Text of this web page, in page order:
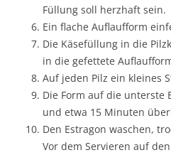
Füllung soll herzhaft sein.
Ein flache Auflaufform
Die Käsefüllung in die
in die gefettete
Auf jeden Pilz ein kleines
Die Form auf die unterste
und etwa 15 Minuten
Den Estragon waschen,
Vor dem Servieren auf